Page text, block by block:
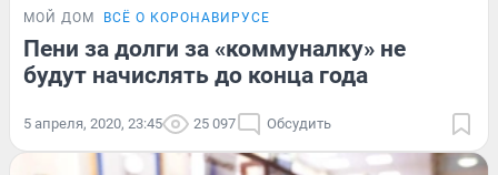
МОЙ ДОМ ВСЁ О КОРОНАВИРУСЕ
Пени за долги за «коммуналку» не
будут начислять до конца года
5 апреля, 2020, 23:45 25 097 Обсудить